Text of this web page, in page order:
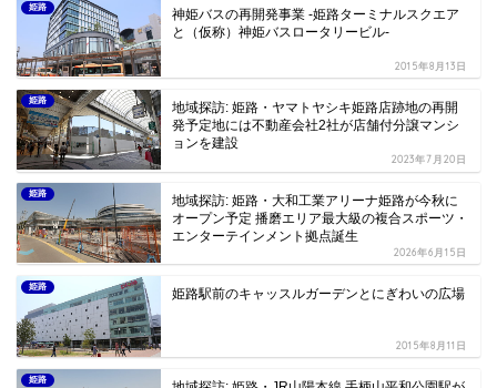
姫路
神姫バスの再開発事業 -姫路ターミナルスクエア
と（仮称）神姫バスロータリービル-
2015年8月13日
姫路
地域探訪: 姫路・ヤマトヤシキ姫路店跡地の再開
発予定地には不動産会社2社が店舗付分譲マンシ
ョンを建設
2023年7月20日
姫路
地域探訪: 姫路・大和工業アリーナ姫路が今秋に
オープン予定 播磨エリア最大級の複合スポーツ・
エンターテインメント拠点誕生
2026年6月15日
姫路 姫路駅前のキャッスルガーデンとにぎわいの広場
2015年8月11日
姫路